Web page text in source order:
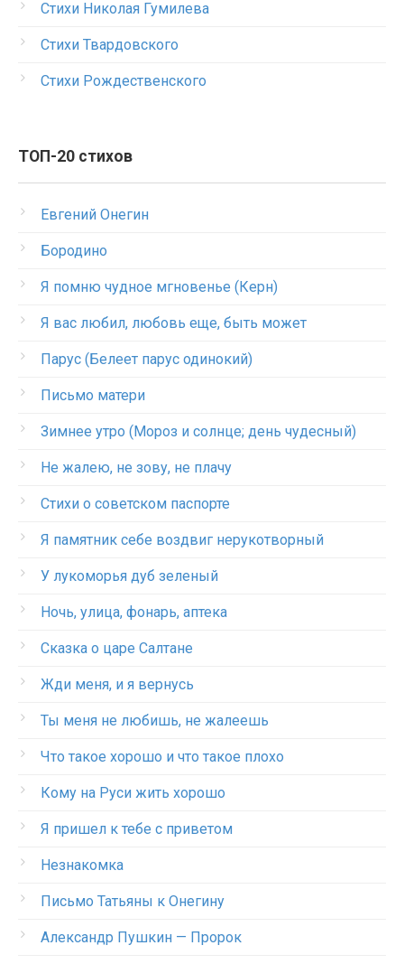
Стихи Николая Гумилева
Стихи Твардовского
Стихи Рождественского
ТОП-20 стихов
Евгений Онегин
Бородино
Я помню чудное мгновенье (Керн)
Я вас любил, любовь еще, быть может
Парус (Белеет парус одинокий)
Письмо матери
Зимнее утро (Мороз и солнце; день чудесный)
Не жалею, не зову, не плачу
Стихи о советском паспорте
Я памятник себе воздвиг нерукотворный
У лукоморья дуб зеленый
Ночь, улица, фонарь, аптека
Сказка о царе Салтане
Жди меня, и я вернусь
Ты меня не любишь, не жалеешь
Что такое хорошо и что такое плохо
Кому на Руси жить хорошо
Я пришел к тебе с приветом
Незнакомка
Письмо Татьяны к Онегину
Александр Пушкин — Пророк